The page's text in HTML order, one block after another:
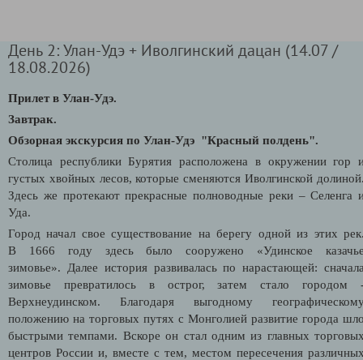
День 2: Улан-Удэ + Иволгинский дацан (14.07 /
18.08.2026)
Прилет в Улан-Удэ.
Завтрак.
Обзорная экскурсия по Улан-Удэ "Красный полдень".
Столица республики Бурятия расположена в окружении гор
густых хвойных лесов, которые сменяются Иволгинской
Здесь же протекают прекрасные полноводные реки – Селенга
Уда.
Город начал свое существование на берегу одной из этих
В 1666 году здесь было сооружено «Удинское
зимовье». Далее история развивалась по нарастающей:
зимовье превратилось в острог, затем стало городом
Верхнеудинском. Благодаря выгодному
положению на торговых путях с Монголией развитие города
быстрыми темпами. Вскоре он стал одним из главных
центров России и, вместе с тем, местом пересечения